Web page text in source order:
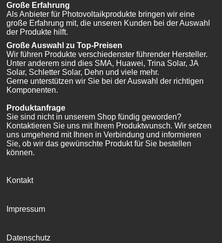
Große Erfahrung
Als Anbieter für Photovoltaikprodukte bringen wir eine
große Erfahrung mit, die unseren Kunden bei der Auswahl
der Produkte hilft.
Große Auswahl zu Top-Preisen
Wir führen Produkte verschiedenster führender Hersteller.
Unter anderem sind dies SMA, Huawei, Trina Solar, JA
Solar, Schletter Solar, Dehn und viele mehr.
Gerne unterstützen wir Sie bei der Auswahl der richtigen
Komponenten.
Produktanfrage
Sie sind nicht in unserem Shop fündig geworden?
Kontaktieren Sie uns mit Ihrem Produktwunsch. Wir setzen
uns umgehend mit Ihnen in Verbindung und informieren
Sie, ob wir das gewünschte Produkt für Sie bestellen
können.
Kontakt
Impressum
Datenschutz